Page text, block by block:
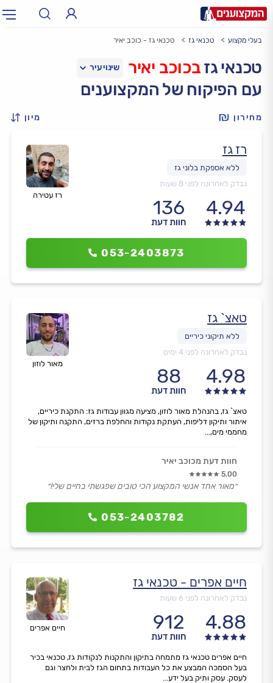
עירעיר: תל אביב, חיפה…
בעלי מקצוע טכנאי גז טכנאי גז - כוכב יאיר
טכנאי גזבכוכב יאיר
עם הפיקוח של המקצוענים
מחירון מיון
רז עטירה
רז גז
נבדק לאחרונה לפני 8 שעות
4.94
136
חוות דעת
053-2403873
מאור לוזון
טאצ` גז
נבדק לאחרונה לפני 4 ימים
4.98
88
חוות דעת
053-2403782
טאצ` גז, בהנהלת מאור לוזון, מציעה מגוון עבודות גז: התקנת כיריים,
איתור ותיקון דליפות, העתקת נקודות והחלפת ברזים, התקנה ותיקון של
מחממי מים,...
חוות דעת מכוכב יאיר
5.00
״מאור אחד אנשי המקצוע הכי טובים שפגשתי בחיים שלי!״
חיים אפרים
חיים אפרים - טכנאי גז
נבדק לאחרונה לפני 6 שעות
4.88
912
חוות דעת
חיים אפרים טכנאי גז מתמחה בתיקון והתקנות לנקודות גז, טכנאי בכיר
בעל הסמכה המבצע את כל העבודות בתחום הגז לבית ולחצר וגם
לעסק. עסק ותיק בעל ידע...